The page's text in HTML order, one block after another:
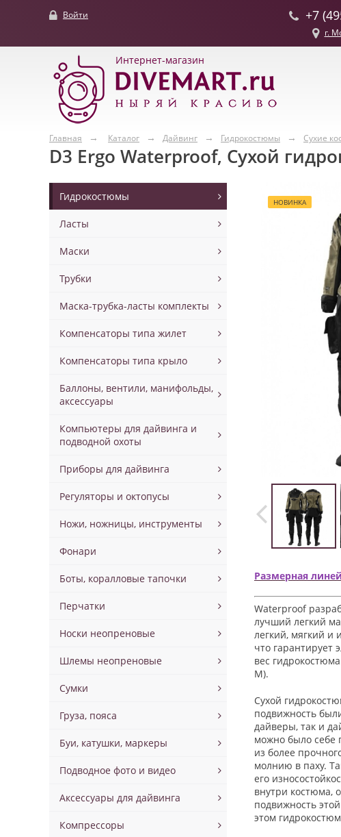
Войти +7
г.
Интернет-магазин
Главная Каталог Дайвинг Гидрокостюмы Сухие
D3 Ergo Waterproof, Сухой
Гидрокостюмы
Ласты
Маски
Трубки
Маска-трубка-ласты комплекты
Компенсаторы типа жилет
Компенсаторы типа крыло
Баллоны, вентили, манифольды,
аксессуары
Компьютеры для дайвинга и
подводной охоты
Приборы для дайвинга
Регуляторы и октопусы
Ножи, ножницы, инструменты
Фонари
Боты, коралловые тапочки
Перчатки
Носки неопреновые
Шлемы неопреновые
Сумки
Груза, пояса
Буи, катушки, маркеры
Подводное фото и видео
Аксессуары для дайвинга
Компрессоры
НОВИНКА
Размерная
Waterproof
лучший легкий
легкий, мягкий и
что
вес
М).
Сухой
подвижность
дайверы, так и
можно было себе
из более
молнию в паху.
его
внутри костюма,
подвижность
этом